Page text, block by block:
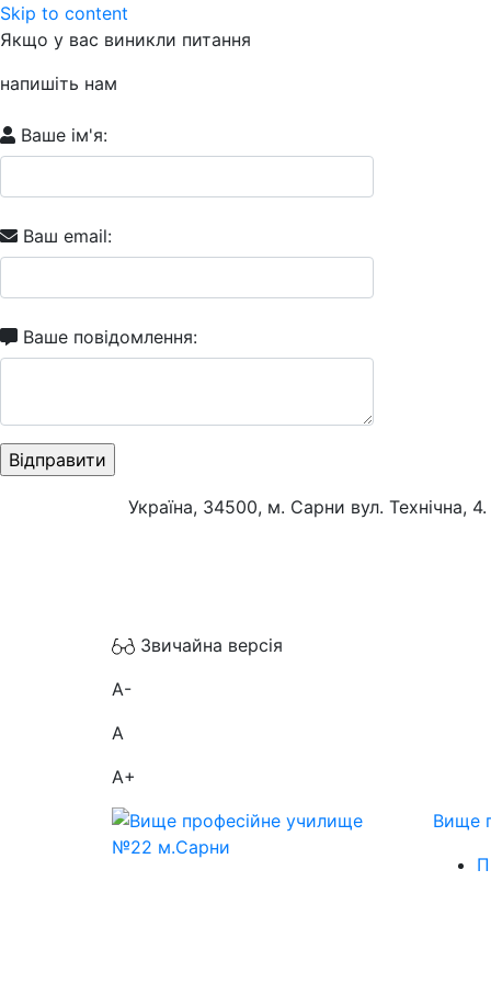
Skip to content
Якщо у вас виникли питання
напишіть нам
Ваше ім'я:
Ваш email:
Ваше повідомлення:
Україна, 34500, м. Сарни вул. Технічна, 4.
Звичайна версія
A-
A
A+
Вище